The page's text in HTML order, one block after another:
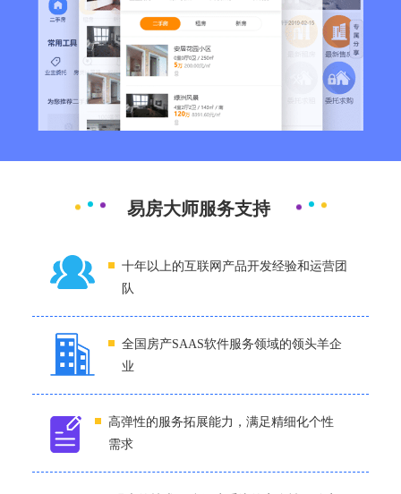
易房大师服务支持
十年以上的互联网产品开发经验和运营团
队
全国房产SAAS软件服务领域的领头羊企
业
高弹性的服务拓展能力，满足精细化个性
需求